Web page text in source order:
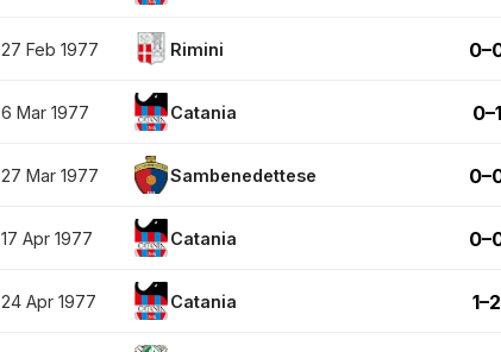
27 Feb 1977 Rimini
6 Mar 1977 Catania 0–1
27 Mar 1977 Sambenedettese
17 Apr 1977 Catania
24 Apr 1977 Catania 1–2